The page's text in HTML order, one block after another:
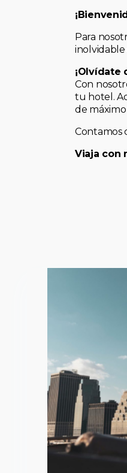
Para
¡Olvídate
Con
tu hotel.
de máximo
Contamos
Viaja con